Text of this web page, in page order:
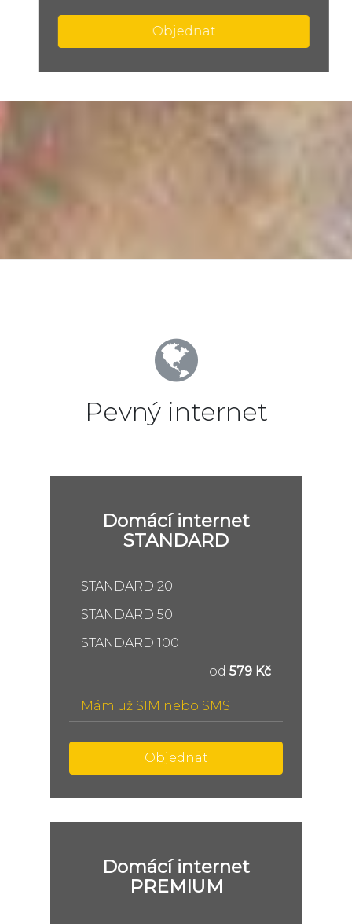
Objednat
Pevný internet
Domácí internet
STANDARD
STANDARD 20
STANDARD 50
STANDARD 100
od 579 Kč
Mám už SIM nebo SMS
Objednat
Domácí internet
PREMIUM